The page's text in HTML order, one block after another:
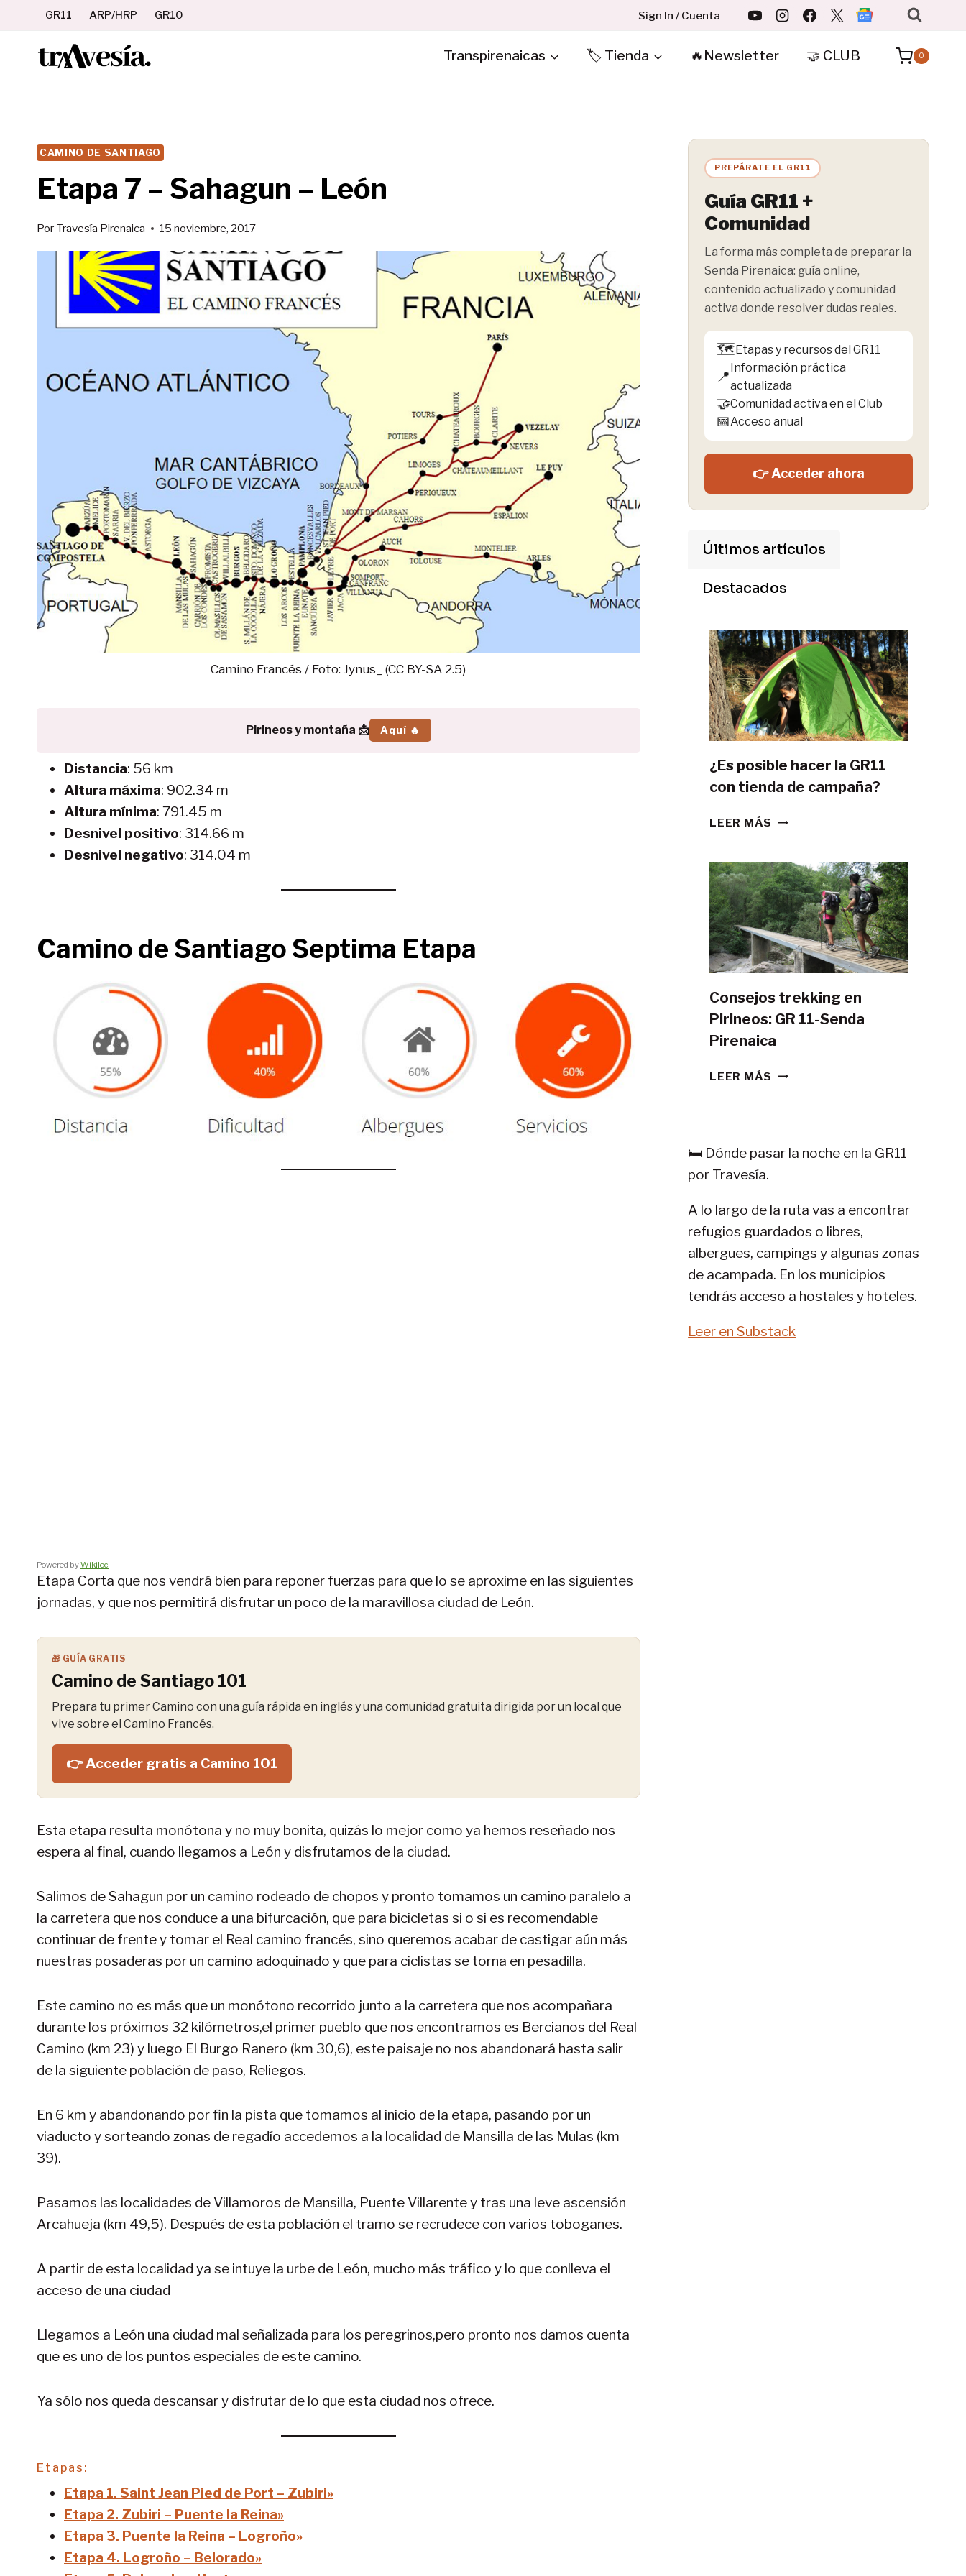
contenido
GR11 ARP/HRP GR10 Sign In / Cuenta
Transpirenaicas 🏷️ Tienda 🔥Newsletter 🤝 CLUB 0
CAMINO DE SANTIAGO
Etapa 7 – Sahagun – León
Por Travesía Pirenaica 15 noviembre, 2017
Camino Francés / Foto: Jynus_ (CC BY-SA 2.5)
Pirineos y montaña 📩 Aquí 🔥
Distancia: 56 km
Altura máxima: 902.34 m
Altura mínima: 791.45 m
Desnivel positivo: 314.66 m
Desnivel negativo: 314.04 m
Camino de Santiago Septima Etapa
Powered byWikiloc
Etapa Corta que nos vendrá bien para reponer fuerzas para que lo se aproxime en las siguientes
jornadas, y que nos permitirá disfrutar un poco de la maravillosa ciudad de León.
🎁 GUÍA GRATIS
Camino de Santiago 101
Prepara tu primer Camino con una guía rápida en inglés y una comunidad gratuita dirigida por un local que
vive sobre el Camino Francés.
👉 Acceder gratis a Camino 101
Esta etapa resulta monótona y no muy bonita, quizás lo mejor como ya hemos reseñado nos
espera al final, cuando llegamos a León y disfrutamos de la ciudad.
Salimos de Sahagun por un camino rodeado de chopos y pronto tomamos un camino paralelo a
la carretera que nos conduce a una bifurcación, que para bicicletas si o si es recomendable
continuar de frente y tomar el Real camino francés, sino queremos acabar de castigar aún más
nuestras posaderas por un camino adoquinado y que para ciclistas se torna en pesadilla.
Este camino no es más que un monótono recorrido junto a la carretera que nos acompañara
durante los próximos 32 kilómetros,el primer pueblo que nos encontramos es Bercianos del Real
Camino (km 23) y luego El Burgo Ranero (km 30,6), este paisaje no nos abandonará hasta salir
de la siguiente población de paso, Reliegos.
En 6 km y abandonando por fin la pista que tomamos al inicio de la etapa, pasando por un
viaducto y sorteando zonas de regadío accedemos a la localidad de Mansilla de las Mulas (km
39).
Pasamos las localidades de Villamoros de Mansilla, Puente Villarente y tras una leve ascensión
Arcahueja (km 49,5). Después de esta población el tramo se recrudece con varios toboganes.
A partir de esta localidad ya se intuye la urbe de León, mucho más tráfico y lo que conlleva el
acceso de una ciudad
Llegamos a León una ciudad mal señalizada para los peregrinos,pero pronto nos damos cuenta
que es uno de los puntos especiales de este camino.
Ya sólo nos queda descansar y disfrutar de lo que esta ciudad nos ofrece.
Etapas:
Etapa 1. Saint Jean Pied de Port – Zubiri»
Etapa 2. Zubiri – Puente la Reina»
Etapa 3. Puente la Reina – Logroño»
Etapa 4. Logroño – Belorado»
PREPÁRATE EL GR11
Guía GR11 +
Comunidad
La forma más completa de preparar la
Senda Pirenaica: guía online,
contenido actualizado y comunidad
activa donde resolver dudas reales.
🗺️Etapas y recursos del GR11
📍
Información práctica
actualizada
🤝Comunidad activa en el Club
📅Acceso anual
👉 Acceder ahora
Últimos artículos
Destacados
¿Es posible hacer la GR11
con tienda de campaña?
LEER MÁS ¿ES
LA
GR11
CON
TIENDA
DE
CAMPAÑA?
Consejos trekking en
Pirineos: GR 11-Senda
Pirenaica
LEER MÁS CONSEJOS
11-
🛏️ Dónde pasar la noche en la GR11
por Travesía.
A lo largo de la ruta vas a encontrar
refugios guardados o libres,
albergues, campings y algunas zonas
de acampada. En los municipios
tendrás acceso a hostales y hoteles.
Leer en Substack